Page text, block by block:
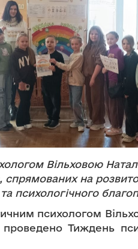
Вільховою
спрямованих на
психологічного
психологом
Тиждень